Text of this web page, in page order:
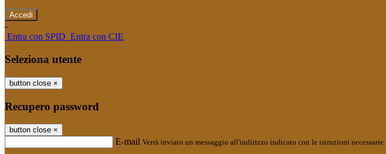
-
Entra con SPID Entra con CIE
Seleziona utente
button close ×
Recupero password
button close ×
E-mail Verrà inviato un messaggio all'indirizzo indicato con le istruzioni necessarie.